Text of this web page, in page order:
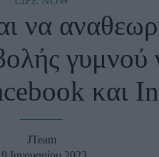
να
γυμνού
και
JTeam